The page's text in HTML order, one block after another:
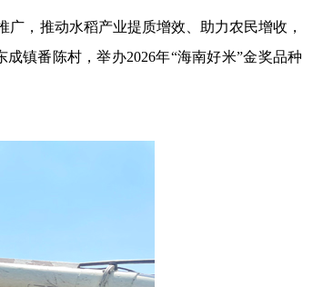
，推动水稻产业提质增效、助力农民增收，
镇番陈村，举办2026年“海南好米”金奖品种